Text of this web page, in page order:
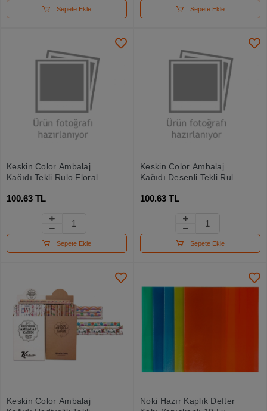
Sepete Ekle Sepete Ekle
Keskin Color Ambalaj
Kağıdı Tekli Rulo Floral
100.63 TL
Sepete Ekle
Keskin Color Ambalaj
Kağıdı Desenli Tekli Rulo
100.63 TL
Sepete Ekle
Keskin Color Ambalaj
Noki Hazır Kaplık Defter